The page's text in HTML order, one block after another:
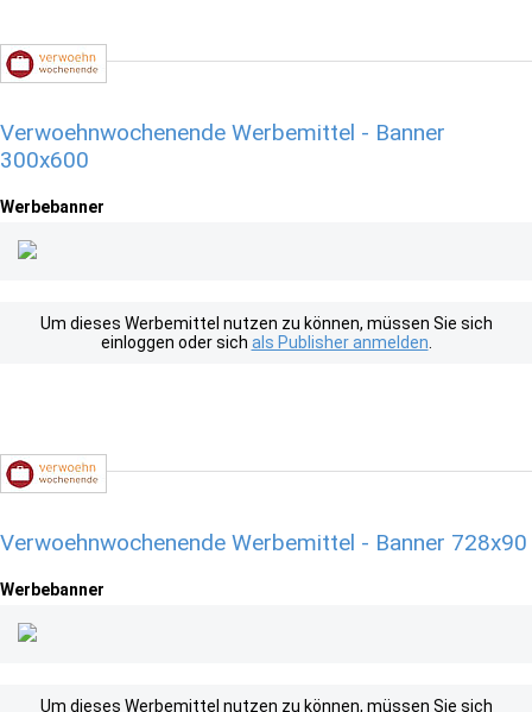
Verwoehnwochenende Werbemittel - Banner
300x600
Werbebanner
Um dieses Werbemittel nutzen zu können, müssen Sie sich
einloggen oder sich als Publisher anmelden
Verwoehnwochenende Werbemittel - Banner 728x90
Werbebanner
Um dieses Werbemittel nutzen zu können, müssen Sie sich